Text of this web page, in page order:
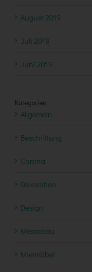
August 2019
Juli 2019
Juni 2019
Kategorien
Allgemein
Beschriftung
Corona
Dekoration
Design
Messebau
Mietmöbel